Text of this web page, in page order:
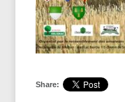
Share: